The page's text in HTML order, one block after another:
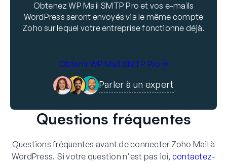
Obtenez WP Mail SMTP Pro et vos e-mails
WordPress seront envoyés via le même compte
Zoho sur lequel votre entreprise fonctionne déjà.
Obtenir WP Mail SMTP Pro
Parler à un expert
Questions fréquentes
Questions fréquentes avant de connecter Zoho Mail à
WordPress. Si votre question n'est pas ici, contactez-